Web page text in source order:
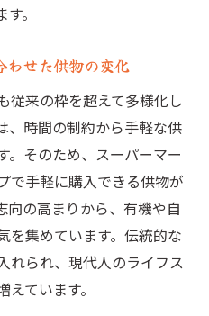
。
わせた供物の変化
従来の枠を超えて多様化し
、時間の制約から手軽な供
。そのため、スーパーマー
で手軽に購入できる供物が
向の高まりから、有機や自
を集めています。伝統的な
れられ、現代人のライフス
ています。